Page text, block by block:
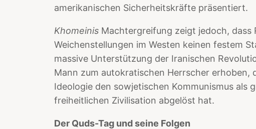
amerikanischen Sicherheitskräfte präsentiert.
Khomeinis Machtergreifung zeigt jedoch, dass
Weichenstellungen im Westen keinen festem
massive Unterstützung der Iranischen
Mann zum autokratischen Herrscher erhoben,
Ideologie den sowjetischen Kommunismus als
freiheitlichen Zivilisation abgelöst hat.
Der Quds-Tag und seine Folgen